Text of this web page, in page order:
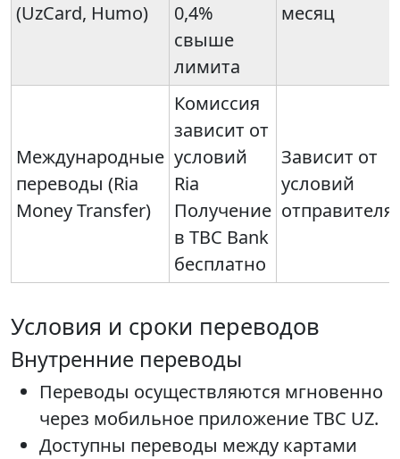
(UzCard, Humo)
0,4%
свыше
лимита
месяц
Международные
переводы (Ria
Money Transfer)
Комиссия
зависит от
условий
Ria
Получение
в TBC Bank
бесплатно
Зависит от
условий
отправителя
Условия и сроки переводов
Внутренние переводы
Переводы осуществляются мгновенно
через мобильное приложение TBC UZ.
Доступны переводы между картами